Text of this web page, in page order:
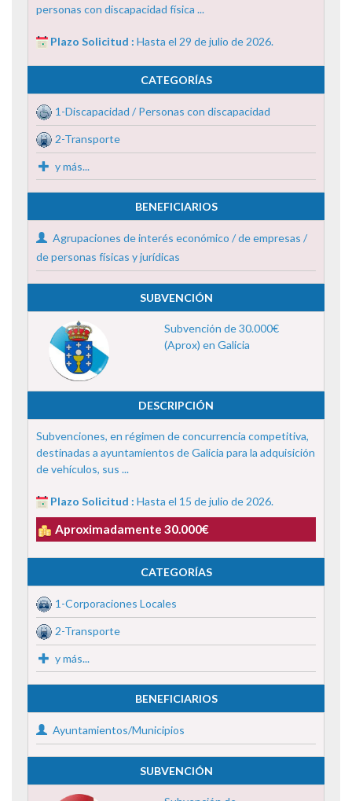
personas con discapacidad física ...
Plazo Solicitud : Hasta el 29 de julio de 2026.
CATEGORÍAS
1-Discapacidad / Personas con discapacidad
2-Transporte
y más...
BENEFICIARIOS
Agrupaciones de interés económico / de empresas /
de personas físicas y jurídicas
SUBVENCIÓN
Subvención de 30.000€
(Aprox) en Galicia
DESCRIPCIÓN
Subvenciones, en régimen de concurrencia competitiva,
destinadas a ayuntamientos de Galicia para la adquisición
de vehículos, sus ...
Plazo Solicitud : Hasta el 15 de julio de 2026.
Aproximadamente 30.000€
CATEGORÍAS
1-Corporaciones Locales
2-Transporte
y más...
BENEFICIARIOS
Ayuntamientos/Municipios
SUBVENCIÓN